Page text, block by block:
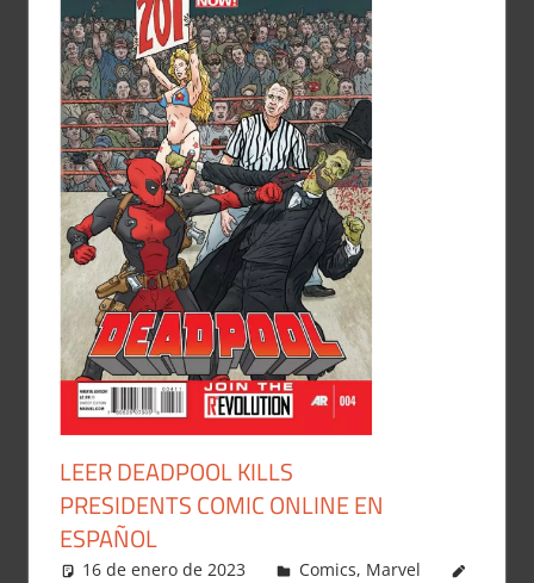
LEER DEADPOOL KILLS
PRESIDENTS COMIC ONLINE EN
ESPAÑOL
16 de enero de 2023 Carlitox Banana
Comics, Marvel